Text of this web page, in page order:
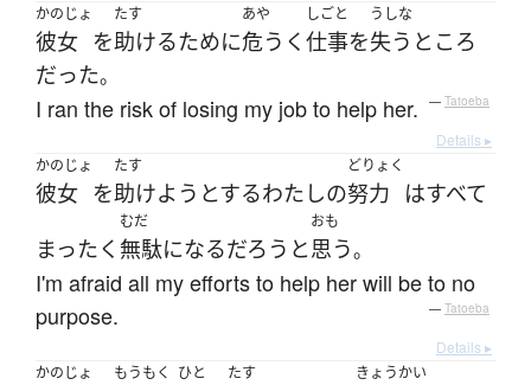
かのじょ
彼女 を
たす
助けるために
あや
危うく
しごと
仕事を
うしな
失う ところ
だった。
I ran the risk of losing my job to help her. — Tatoeba
Details ▸
かのじょ
彼女 を
たす
助けよう とするわたしの
どりょく
努力 はすべて
まったく
むだ
無駄になるだろう と
おも
思う。
I'm afraid all my efforts to help her will be to no
purpose.
— Tatoeba
Details ▸
かのじょ
もうもく ひと たす きょうかい